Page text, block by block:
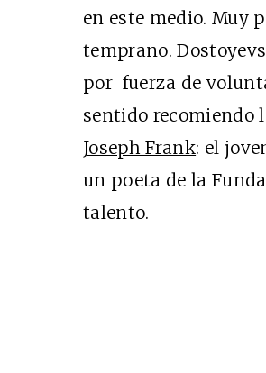
en este medio. Muy
temprano.
por fuerza de
sentido recomiendo
Joseph Frank: el
un poeta de la
talento.